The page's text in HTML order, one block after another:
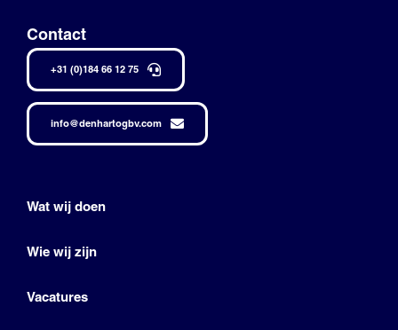
Contact
+31 (0)184 66 12 75
info@denhartogbv.com
Wat wij doen
Wie wij zijn
Vacatures